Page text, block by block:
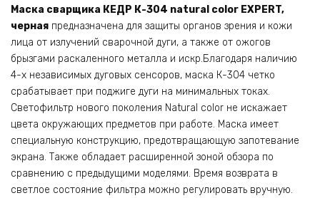
Маска сварщика КЕДР К-304 natural color EXPERT,
черная предназначена для защиты органов зрения и кожи
лица от излучений сварочной дуги, а также от ожогов
брызгами раскаленного металла и искр.Благодаря наличию
4-х независимых дуговых сенсоров, маска К-304 четко
срабатывает при поджиге дуги на минимальных токах.
Светофильтр нового поколения Natural color не искажает
цвета окружающих предметов при работе. Маска имеет
специальную конструкцию, предотвращающую запотевание
экрана. Также обладает расширенной зоной обзора по
сравнению с предыдущими моделями. Время возврата в
светлое состояние фильтра можно регулировать вручную.